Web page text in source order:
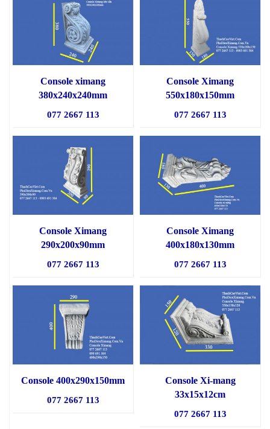
Console ximang
380x240x240mm
077 2667 113
Console Ximang
550x180x150mm
077 2667 113
Console Ximang
290x200x90mm
077 2667 113
Console Ximang
400x180x130mm
077 2667 113
Console 400x290x150mm
077 2667 113
Console Xi-mang
33x15x12cm
077 2667 113